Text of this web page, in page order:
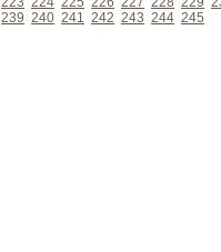
239 240 241 242 243 244 245